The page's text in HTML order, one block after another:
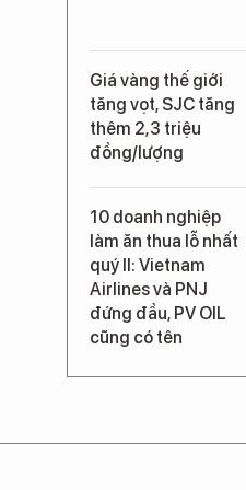
Giá vàng thế giới
tăng vọt, SJC tăng
thêm 2,3 triệu
đồng/lượng
10 doanh nghiệp
làm ăn thua lỗ nhất
quý II: Vietnam
Airlines và PNJ
đứng đầu, PV OIL
cũng có tên